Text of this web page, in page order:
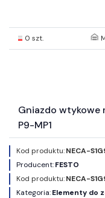
0 szt.
Gniazdo wtykowe
P9-MP1
Kod produktu:NECA-
Producent:FESTO
Kod produktu:NECA-
Kategoria:Elementy do